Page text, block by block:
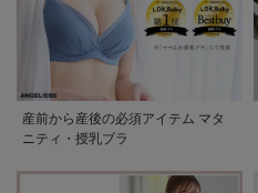
産前から産後の必須アイテム マタ
ニティ・授乳ブラ